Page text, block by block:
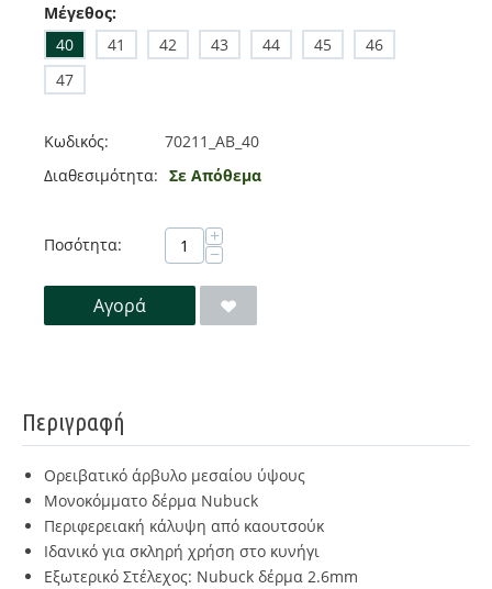
Μέγεθος:
40
41 42 43 44 45
46
47
Κωδικός:
70211_AB_40
Διαθεσιμότητα: Σε Απόθεμα
Ποσότητα: +
−
Αγορά
Περιγραφή
Ορειβατικό άρβυλο μεσαίου ύψους
Μονοκόμματο δέρμα Nubuck
Περιφερειακή κάλυψη από καουτσούκ
Ιδανικό για σκληρή χρήση στο κυνήγι
Εξωτερικό Στέλεχος: Nubuck δέρμα 2.6mm